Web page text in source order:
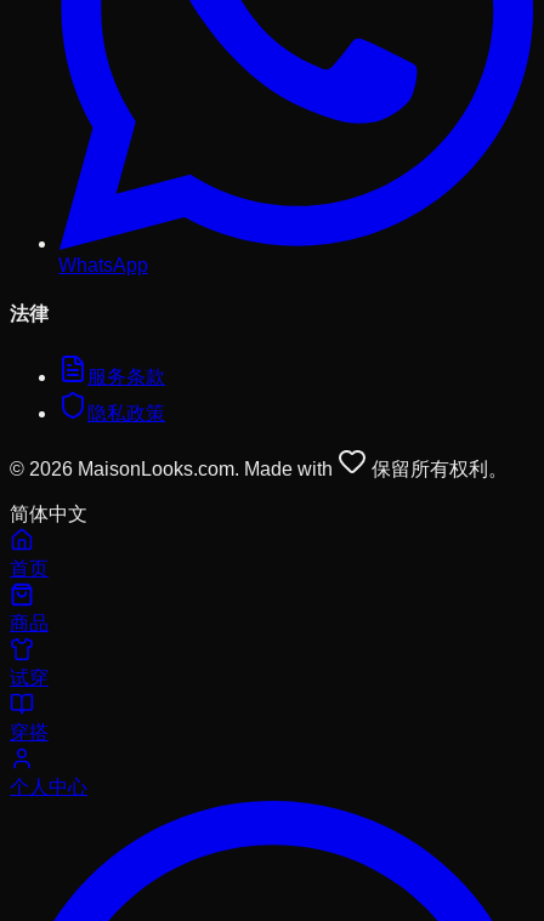
WhatsApp
法律
服务条款
隐私政策
© 2026 MaisonLooks.com. Made with 保留所有权利。
简体中文
首页
商品
试穿
穿搭
个人中心